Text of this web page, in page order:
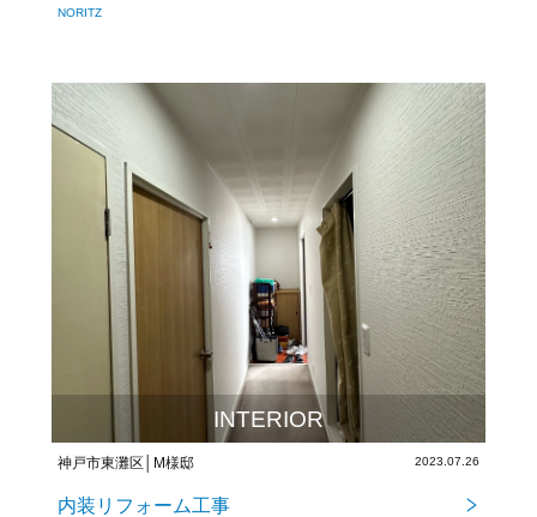
NORITZ
INTERIOR
神戸市東灘区│M様邸 2023.07.26
内装リフォーム工事